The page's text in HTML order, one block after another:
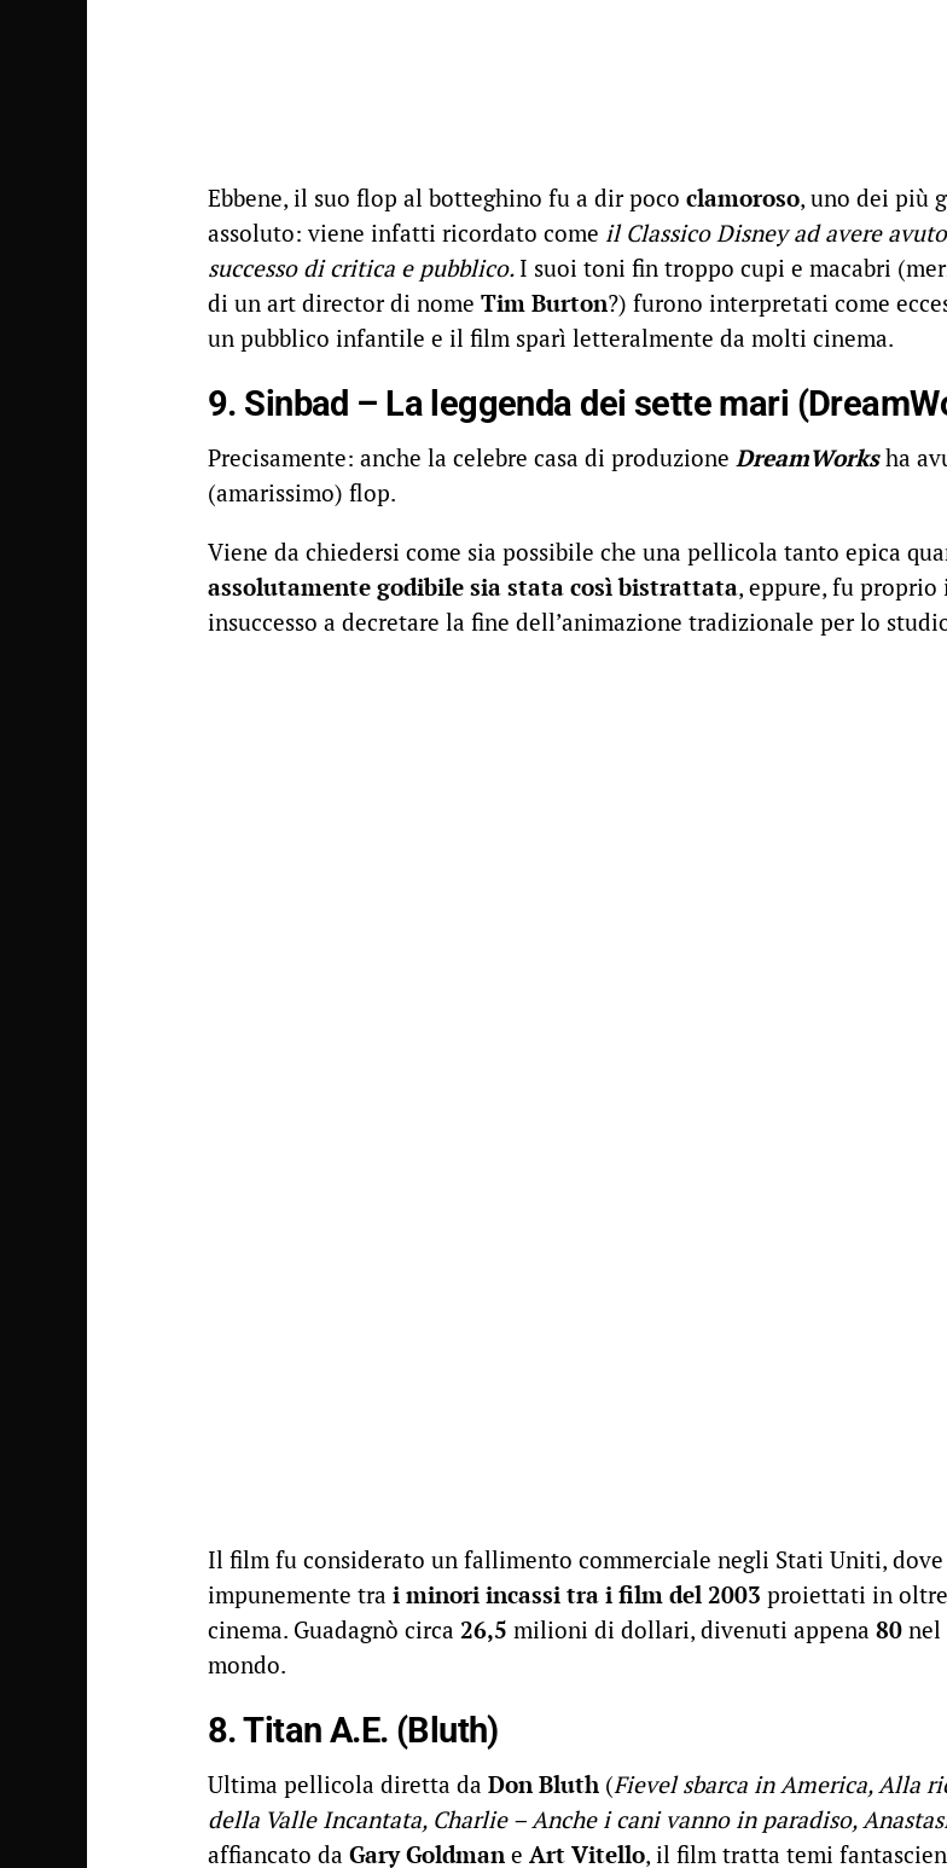
Ebbene, il suo flop al botteghino fu a dir poco clamoroso, uno dei più
assoluto: viene infatti ricordato come il Classico Disney ad avere
successo di critica e pubblico. I suoi toni fin troppo cupi e macabri
di un art director di nome Tim Burton?) furono interpretati come
un pubblico infantile e il film sparì letteralmente da molti cinema.
9. Sinbad – La leggenda dei sette mari
Precisamente: anche la celebre casa di produzione DreamWorksha
(amarissimo) flop.
Viene da chiedersi come sia possibile che una pellicola tanto epica
assolutamente godibile sia stata così bistrattata, eppure, fu proprio
insuccesso a decretare la fine dell’animazione tradizionale per lo
Il film fu considerato un fallimento commerciale negli Stati Uniti,
impunemente tra i minori incassi tra i film del 2003 proiettati in
cinema. Guadagnò circa 26,5 milioni di dollari, divenuti appena 80 nel
mondo.
8. Titan A.E. (Bluth)
Ultima pellicola diretta da Don Bluth (Fievel sbarca in America, Alla
della Valle Incantata, Charlie – Anche i cani vanno in paradiso,
affiancato da Gary Goldman e Art Vitello, il film tratta temi